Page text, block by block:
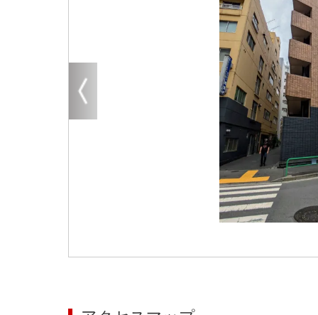
路線から探す
その他
地図から探す